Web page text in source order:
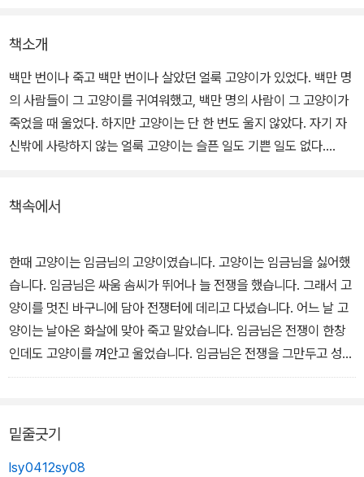
책소개
백만 번이나 죽고 백만 번이나 살았던 얼룩 고양이가 있었다. 백만 명
의 사람들이 그 고양이를 귀여워했고, 백만 명의 사람이 그 고양이가
죽었을 때 울었다. 하지만 고양이는 단 한 번도 울지 않았다. 자기 자
신밖에 사랑하지 않는 얼룩 고양이는 슬픈 일도 기쁜 일도 없다.
은 모두 얼룩 고양이를 좋아했지만 그는 늘 심드렁하게 말했다. "난
좋아하지 않는 하얀 고양이가 얼룩 고양이 앞에 나타났다.
죽음을 영원한 이별이나 슬픔으로 보지 않고, 해야할 일을 다 마치고
떠나는 평화로운 여행 내지는 안식으로 표현한 점이 독특하다. "그리
고 두 번 다시 되살아나지 않았습니다"라는 마지막 구절에서 독자들
은 평안한 미소를 짓게 된다.
서구풍의 낭만적인 사랑의 혼성곡. 수채화 기법으로 유머러스하게 고
양이를 그려내고 있다"고 평했다. 지은이 사노 요코는
책속에서
한때 고양이는 임금님의 고양이였습니다. 고양이는 임금님을 싫어했
습니다. 임금님은 싸움 솜씨가 뛰어나 늘 전쟁을 했습니다. 그래서 고
양이를 멋진 바구니에 담아 전쟁터에 데리고 다녔습니다. 어느 날 고
양이는 날아온 화살에 맞아 죽고 말았습니다. 임금님은 전쟁이 한창
인데도 고양이를 껴안고 울었습니다. 임금님은 전쟁을 그만두고 성으
로 돌아왔습니다. 그리고 성의 정원에 고양이를 묻었습니다.
밑줄긋기
lsy0412sy08